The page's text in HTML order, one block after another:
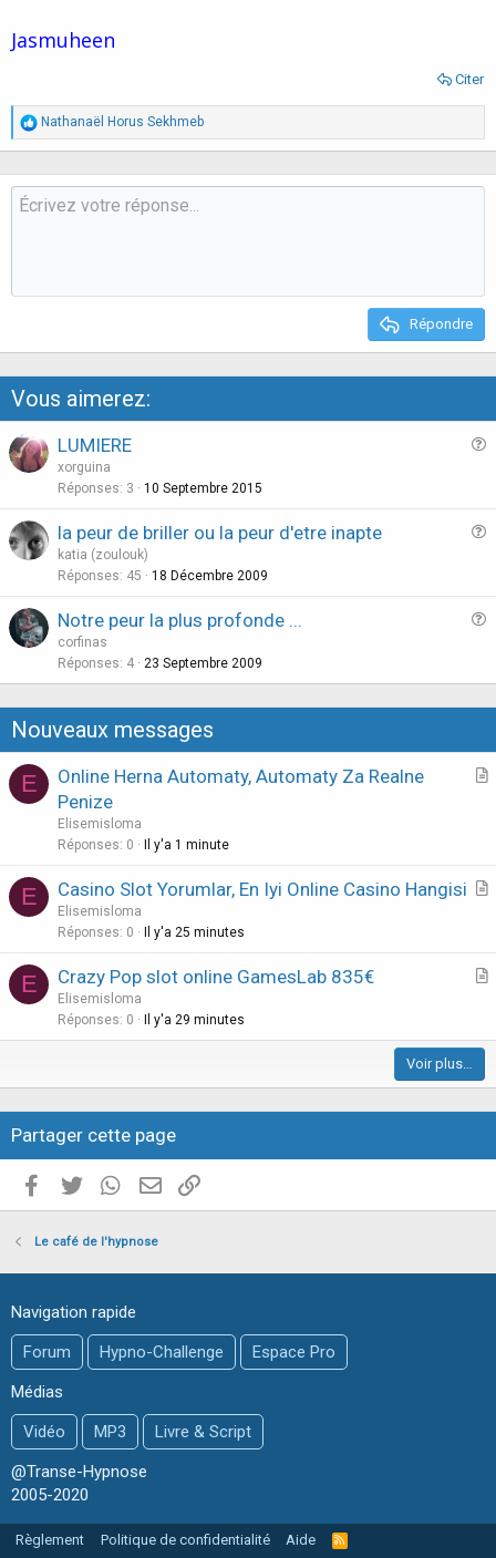
Jasmuheen
Citer
R
é
a
c
t
i
Nathanaël Horus Sekhmeb
Répondre
Vous aimerez:
LUMIERE
xorguina
Réponses 3 10 Septembre 2015
la peur de briller ou la peur d'etre inapte
katia (zoulouk)
Réponses 45 18 Décembre 2009
s
t
o
n
Notre peur la plus profonde ...
corfinas
Réponses 4 23 Septembre 2009
Nouveaux messages
E
A
l
Online Herna Automaty, Automaty Za Realne
Penize
Elisemisloma
Réponses 0 Il y'a 1 minute
E
A
c
Casino Slot Yorumlar, En Iyi Online Casino Hangisi
Elisemisloma
Réponses 0 Il y'a 25 minutes
E
A
i
l
e
Crazy Pop slot online GamesLab 835€
Elisemisloma
Réponses 0 Il y'a 29 minutes
Voir plus…
Partager cette page
Facebook
Twitter WhatsAppE-mail valide
Le café de l'hypnose
Navigation rapide
Forum
Hypno-Challenge
Espace Pro
Médias
Vidéo
MP3
Livre & Script
@Transe-Hypnose
2005-2020
Règlement Politique de confidentialité Aide
R